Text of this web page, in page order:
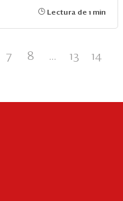
Lectura de 1 min
7 8 ... 13 14